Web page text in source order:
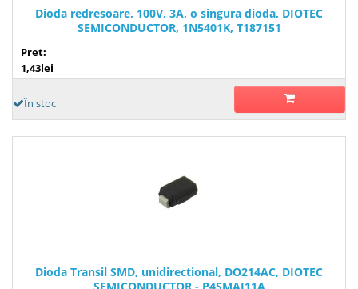
Dioda redresoare, 100V, 3A, o singura dioda, DIOTEC
SEMICONDUCTOR, 1N5401K, T187151
Pret:
1,43lei
În stoc
Dioda Transil SMD, unidirectional, DO214AC, DIOTEC
SEMICONDUCTOR - P4SMAJ11A